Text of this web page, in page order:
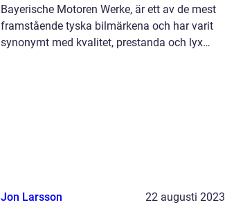
Bayerische Motoren Werke, är ett av de mest
framstående tyska bilmärkena och har varit
synonymt med kvalitet, prestanda och lyx
Jon Larsson 22 augusti 2023